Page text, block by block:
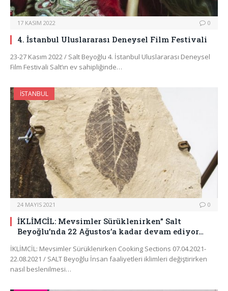
17 KASIM 2022 0
4. İstanbul Uluslararası Deneysel Film Festivali
23-27 Kasım 2022 / Salt Beyoğlu 4. İstanbul Uluslararası Deneysel
Film Festivali Salt’ın ev sahipliğinde…
İSTANBUL
24 MAYIS 2021 0
İKLİMCİL: Mevsimler Sürüklenirken” Salt
Beyoğlu’nda 22 Ağustos’a kadar devam ediyor…
İKLİMCİL: Mevsimler Sürüklenirken Cooking Sections 07.04.2021-
22.08.2021 / SALT Beyoğlu İnsan faaliyetleri iklimleri değiştirirken
nasıl beslenilmesi…